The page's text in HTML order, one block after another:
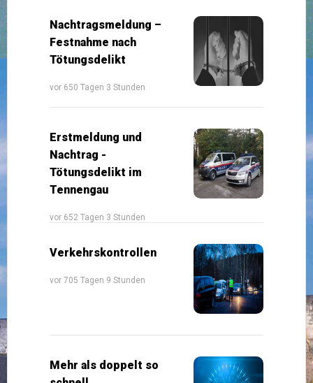
Nachtragsmeldung –
Festnahme nach
Tötungsdelikt
vor 650 Tagen 3 Stunden
Erstmeldung und
Nachtrag -
Tötungsdelikt im
Tennengau
vor 652 Tagen 3 Stunden
Verkehrskontrollen
vor 705 Tagen 9 Stunden
Mehr als doppelt so